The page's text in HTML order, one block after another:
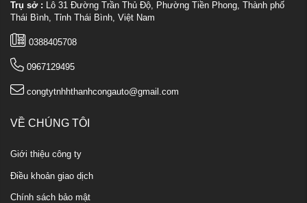
Trụ sở : Lô 31 Đường Trần Thủ Độ, Phường Tiền Phong, Thành phố
Thái Bình, Tỉnh Thái Bình, Việt Nam
0388405708
0967129495
congtytnhhthanhcongauto@gmail.com
VỀ CHÚNG TÔI
Giới thiệu công ty
Điều khoản giao dịch
Chính sách bảo mật